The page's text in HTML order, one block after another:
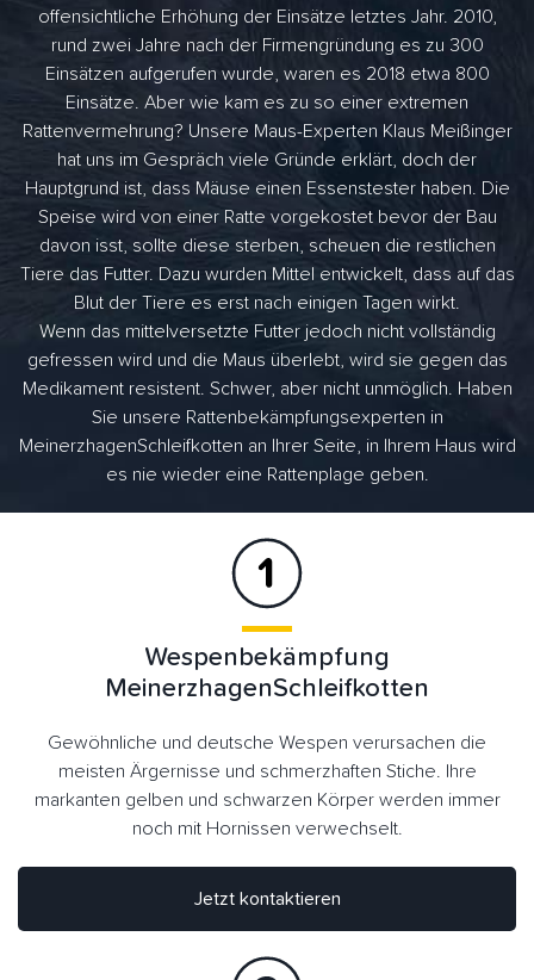
offensichtliche Erhöhung der Einsätze letztes Jahr. 2010,
rund zwei Jahre nach der Firmengründung es zu 300
Einsätzen aufgerufen wurde, waren es 2018 etwa 800
Einsätze. Aber wie kam es zu so einer extremen
Rattenvermehrung? Unsere Maus-Experten Klaus Meißinger
hat uns im Gespräch viele Gründe erklärt, doch der
Hauptgrund ist, dass Mäuse einen Essenstester haben. Die
Speise wird von einer Ratte vorgekostet bevor der Bau
davon isst, sollte diese sterben, scheuen die restlichen
Tiere das Futter. Dazu wurden Mittel entwickelt, dass auf das
Blut der Tiere es erst nach einigen Tagen wirkt.
Wenn das mittelversetzte Futter jedoch nicht vollständig
gefressen wird und die Maus überlebt, wird sie gegen das
Medikament resistent. Schwer, aber nicht unmöglich. Haben
Sie unsere Rattenbekämpfungsexperten in
MeinerzhagenSchleifkotten an Ihrer Seite, in Ihrem Haus wird
es nie wieder eine Rattenplage geben.
Wespenbekämpfung
MeinerzhagenSchleifkotten
Gewöhnliche und deutsche Wespen verursachen die
meisten Ärgernisse und schmerzhaften Stiche. Ihre
markanten gelben und schwarzen Körper werden immer
noch mit Hornissen verwechselt.
Jetzt kontaktieren